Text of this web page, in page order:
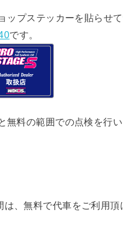
ップステッカーを貼らせて
です。
無料の範囲での点検を行
、無料で代車をご利用